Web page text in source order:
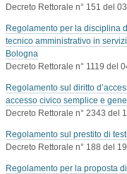
Decreto Rettorale n° 151 del
Regolamento per la disciplina
tecnico amministrativo in
Bologna
Decreto Rettorale n° 1119 del
Regolamento sul diritto
accesso civico semplice e
Decreto Rettorale n° 2343 del
Regolamento sul prestito di
Decreto Rettorale n° 188 del
Regolamento per la proposta